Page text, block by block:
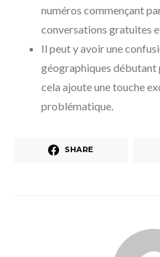
numéros commençant
conversations gratuites
Il peut y avoir une
géographiques débutant
cela ajoute une touche
problématique.
SHARE